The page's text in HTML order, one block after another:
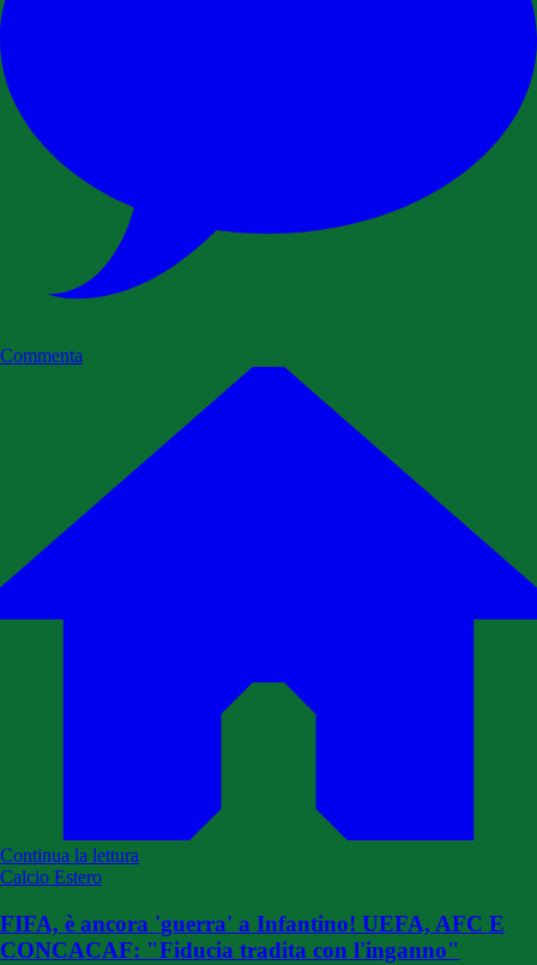
Commenta
Continua la lettura
Calcio Estero
FIFA, è ancora 'guerra' a Infantino! UEFA, AFC E
CONCACAF: "Fiducia tradita con l'inganno"